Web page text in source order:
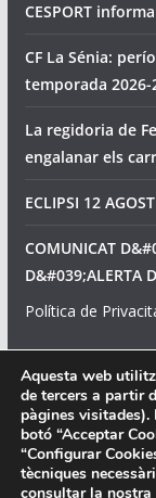
CESPORT
CF La Sénia:
temporada 2026-
La regidoria de
engalanar els
ECLIPSI 12
COMUNICAT
D&#039;ALERTA
Política de
Avís legal
Política de cookies
Aquesta web
de tercers a partir
pàgines
botó “Acceptar
“Configurar
tècniques
consultar la